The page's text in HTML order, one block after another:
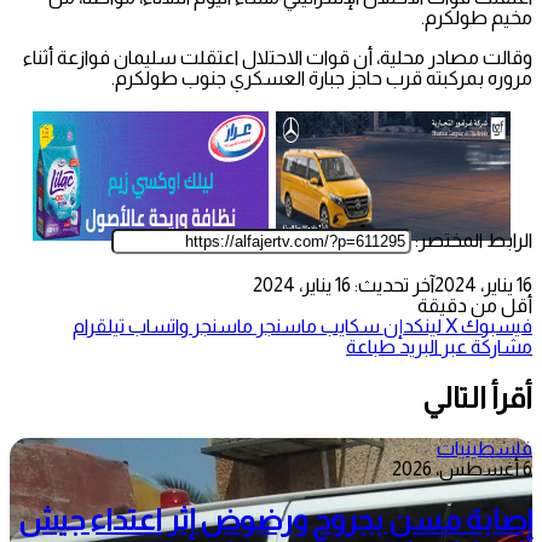
مخيم طولكرم.
وقالت مصادر محلية، أن قوات الاحتلال اعتقلت سليمان فوازعة أثناء
مروره بمركبته قرب حاجز جبارة العسكري جنوب طولكرم.
الرابط المختصر:
16 يناير، 2024
آخر تحديث: 16 يناير، 2024
أقل من دقيقة
فيسبوك‫Xلينكدإن سكايب ماسنجر ماسنجر واتساب تيلقرام
مشاركة عبر البريد طباعة
أقرأ التالي
فلسطينيات
6 أغسطس، 2026
إصابة مسن بجروح ورضوض إثر اعتداء جيش